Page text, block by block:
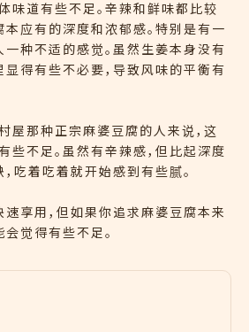
味道有些不足。辛辣和鲜味都比较
本应有的深度和浓郁感。特别是有一
一种不适的感觉。虽然生姜本身没有
显得有些不必要，导致风味的平衡有
屋那种正宗麻婆豆腐的人来说，这
些不足。虽然有辛辣感，但比起深度
吃着吃着就开始感到有些腻。
速享用，但如果你追求麻婆豆腐本来
觉得有些不足。